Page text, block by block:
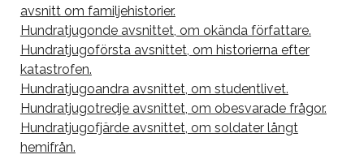
avsnitt om familjehistorier.
Hundratjugonde avsnittet, om okända författare.
Hundratjugoförsta avsnittet, om historierna efter
katastrofen.
Hundratjugoandra avsnittet, om studentlivet.
Hundratjugotredje avsnittet, om obesvarade frågor.
Hundratjugofjärde avsnittet, om soldater långt
hemifrån.